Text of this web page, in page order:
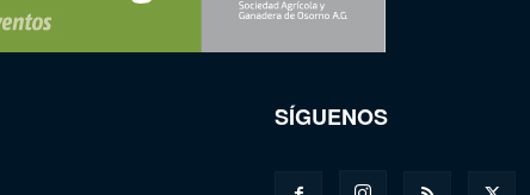
SÍGUENOS